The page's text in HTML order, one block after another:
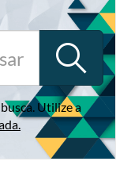
Utilize a
.